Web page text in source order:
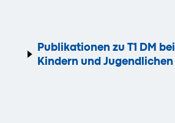
Publikationen zu T1 DM bei
Kindern und Jugendlichen